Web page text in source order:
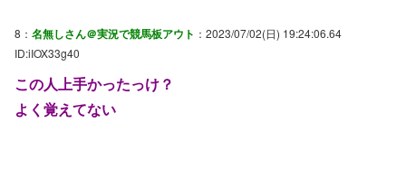
8： 名無しさん＠実況で競馬板アウト ：2023/07/02(日) 19:24:06.64
ID:iIOX33g40
この人上手かったっけ？
よく覚えてない